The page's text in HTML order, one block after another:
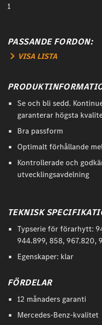
1
PASSANDE FORDON:
VISA LISTA
Se och bli sedd.
garanterar högsta
Bra passform
Optimalt förhållande
Kontrollerade och
utvecklingsavdelning
TEKNISK
Typserie för förarhytt:
944.899, 858, 967.820,
Egenskaper: klar
FÖRDELAR
12 månaders garanti
Mercedes-Benz-kvalitet